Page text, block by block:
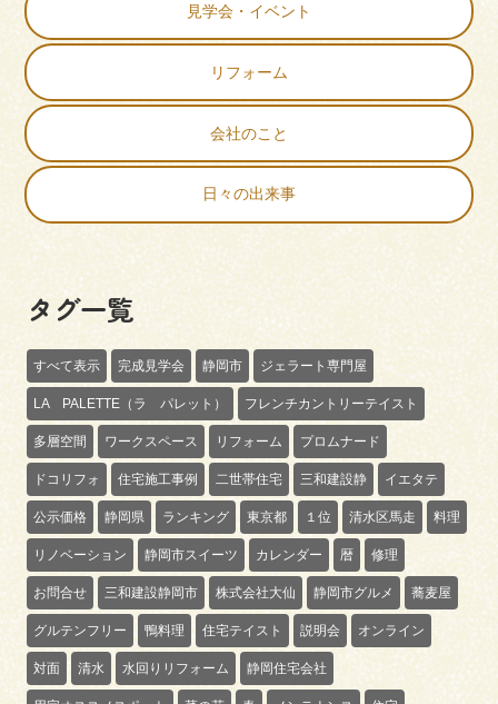
見学会・イベント
リフォーム
会社のこと
日々の出来事
タグ一覧
すべて表示 完成見学会 静岡市 ジェラート専門屋
LA PALETTE（ラ パレット） フレンチカントリーテイスト
多層空間 ワークスペース リフォーム プロムナード
ドコリフォ 住宅施工事例 二世帯住宅 三和建設静 イエタテ
公示価格 静岡県 ランキング 東京都 １位 清水区馬走 料理
リノベーション 静岡市スイーツ カレンダー 暦 修理
お問合せ 三和建設静岡市 株式会社大仙 静岡市グルメ 蕎麦屋
グルテンフリー 鴨料理 住宅テイスト 説明会 オンライン
対面 清水 水回りリフォーム 静岡住宅会社